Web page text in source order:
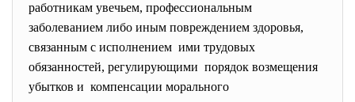
работникам увечьем, профессиональным
заболеванием либо иным повреждением здоровья,
связанным с исполнением ими трудовых
обязанностей, регулирующими порядок возмещения
убытков и компенсации морального